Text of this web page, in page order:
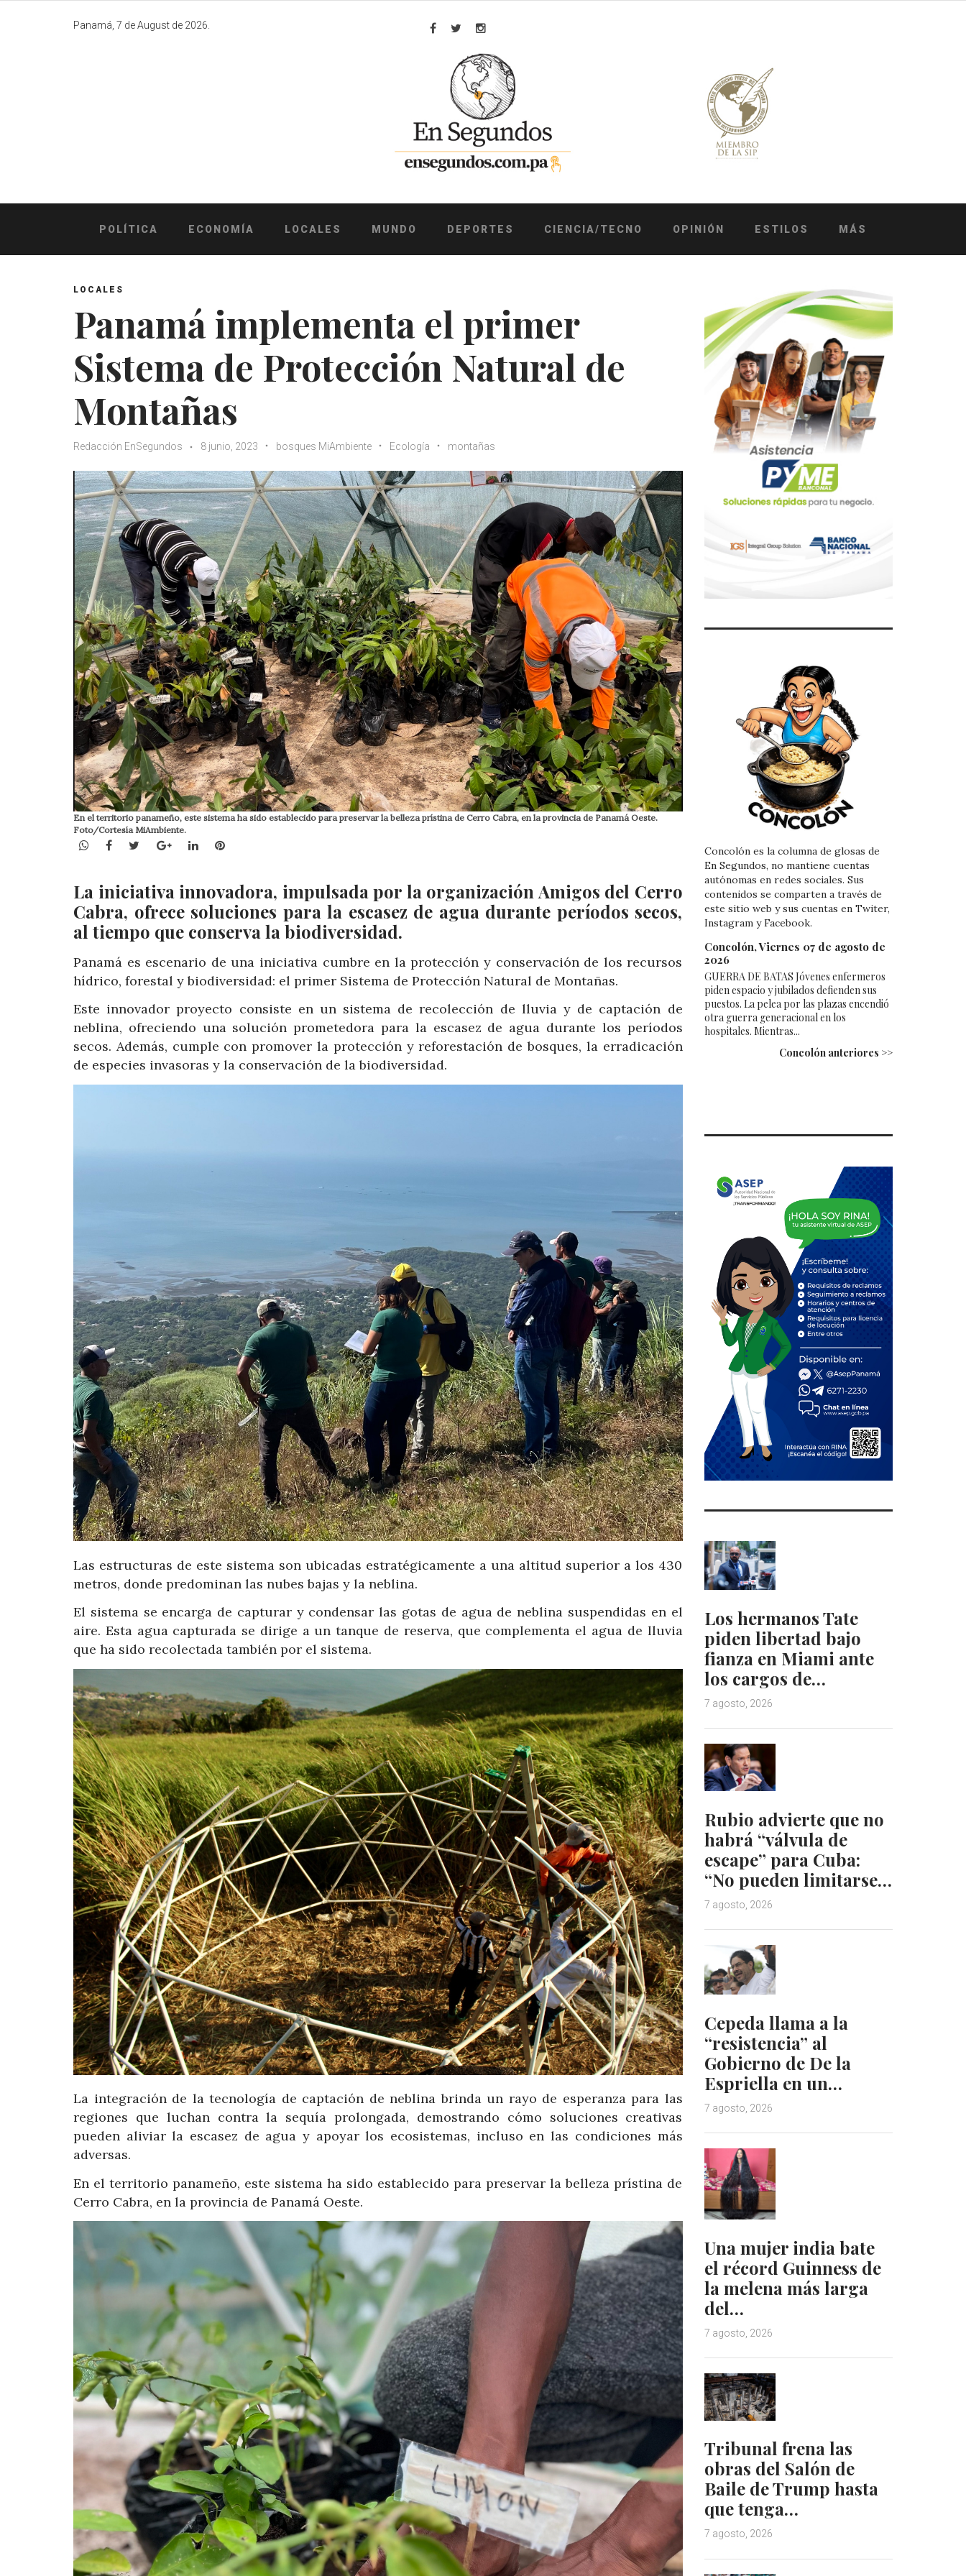
Panamá, 7 de August de 2026.
Facebook
TwitterInstagram
POLÍTICA ECONOMÍA LOCALES MUNDO DEPORTES CIENCIA/TECNO OPINIÓN ESTILOS MÁS
LOCALES
Panamá implementa el primer
Sistema de Protección Natural de
Montañas
Redacción EnSegundos 8 junio, 2023 bosques MiAmbiente Ecología montañas
En el territorio panameño, este sistema ha sido establecido para preservar la belleza prístina de Cerro Cabra, en la provincia de Panamá Oeste.
Foto/Cortesía MiAmbiente.
WhatsApp
Facebook
TwitterGoogle+LinkedInPinterest
La iniciativa innovadora, impulsada por la organización Amigos del Cerro
Cabra, ofrece soluciones para la escasez de agua durante períodos secos,
al tiempo que conserva la biodiversidad.
Panamá es escenario de una iniciativa cumbre en la protección y conservación de los recursos
hídrico, forestal y biodiversidad: el primer Sistema de Protección Natural de Montañas.
Este innovador proyecto consiste en un sistema de recolección de lluvia y de captación de
neblina, ofreciendo una solución prometedora para la escasez de agua durante los períodos
secos. Además, cumple con promover la protección y reforestación de bosques, la erradicación
de especies invasoras y la conservación de la biodiversidad.
Las estructuras de este sistema son ubicadas estratégicamente a una altitud superior a los 430
metros, donde predominan las nubes bajas y la neblina.
El sistema se encarga de capturar y condensar las gotas de agua de neblina suspendidas en el
aire. Esta agua capturada se dirige a un tanque de reserva, que complementa el agua de lluvia
que ha sido recolectada también por el sistema.
La integración de la tecnología de captación de neblina brinda un rayo de esperanza para las
regiones que luchan contra la sequía prolongada, demostrando cómo soluciones creativas
pueden aliviar la escasez de agua y apoyar los ecosistemas, incluso en las condiciones más
adversas.
En el territorio panameño, este sistema ha sido establecido para preservar la belleza prístina de
Cerro Cabra, en la provincia de Panamá Oeste.
Concolón es la columna de glosas de
En Segundos, no mantiene cuentas
autónomas en redes sociales. Sus
contenidos se comparten a través de
este sitio web y sus cuentas en Twiter,
Instagram y Facebook.
Concolón, Viernes 07 de agosto de
2026
GUERRA DE BATAS Jóvenes enfermeros
piden espacio y jubilados defienden sus
puestos. La pelea por las plazas encendió
otra guerra generacional en los
hospitales. Mientras...
Concolón anteriores >>
Los hermanos Tate
piden libertad bajo
fianza en Miami ante
los cargos de…
7 agosto, 2026
Rubio advierte que no
habrá “válvula de
escape” para Cuba:
“No pueden limitarse…
7 agosto, 2026
Cepeda llama a la
“resistencia” al
Gobierno de De la
Espriella en un…
7 agosto, 2026
Una mujer india bate
el récord Guinness de
la melena más larga
del…
7 agosto, 2026
Tribunal frena las
obras del Salón de
Baile de Trump hasta
que tenga…
7 agosto, 2026